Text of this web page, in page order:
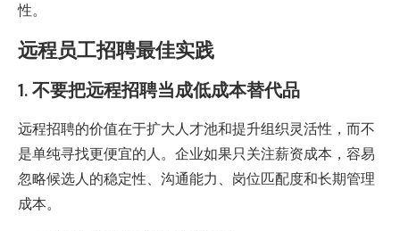
性。
远程员工招聘最佳实践
1. 不要把远程招聘当成低成本替代品
远程招聘的价值在于扩大人才池和提升组织灵活性，而不
是单纯寻找更便宜的人。企业如果只关注薪资成本，容易
忽略候选人的稳定性、沟通能力、岗位匹配度和长期管理
成本。